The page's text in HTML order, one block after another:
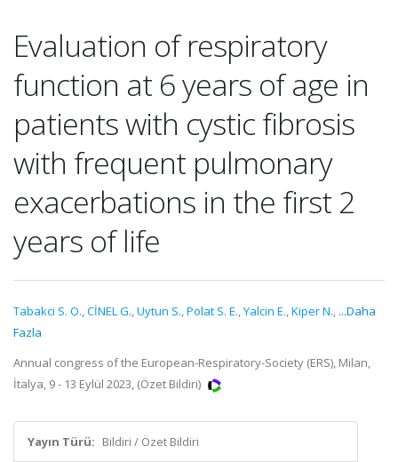
Evaluation of respiratory
function at 6 years of age in
patients with cystic fibrosis
with frequent pulmonary
exacerbations in the first 2
years of life
Tabakci S. O.,CİNEL G.,Uytun S.,Polat S. E.,Yalcin E.,Kiper N., ...Daha
Fazla
Annual congress of the European-Respiratory-Society (ERS), Milan,
İtalya, 9 - 13 Eylül 2023, (Özet Bildiri)
Yayın Türü: Bildiri / Özet Bildiri